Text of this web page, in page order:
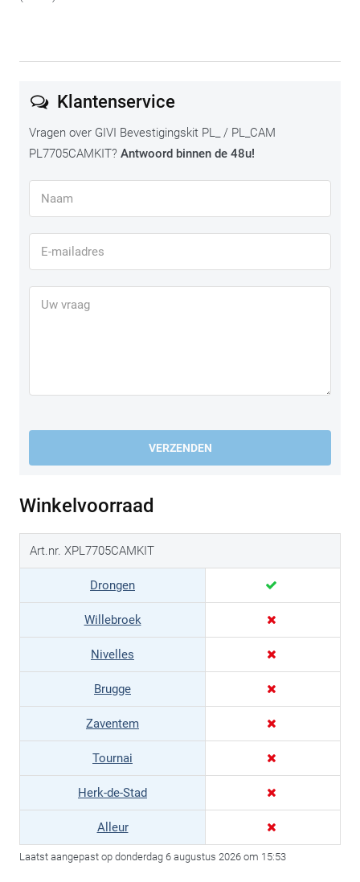
Klantenservice
Vragen over GIVI Bevestigingskit PL_ / PL_CAM
PL7705CAMKIT? Antwoord binnen de 48u!
VERZENDEN
Winkelvoorraad
Art.nr. XPL7705CAMKIT
Drongen
Willebroek
Nivelles
Brugge
Zaventem
Tournai
Herk-de-Stad
Alleur
Laatst aangepast op donderdag 6 augustus 2026 om 15:53